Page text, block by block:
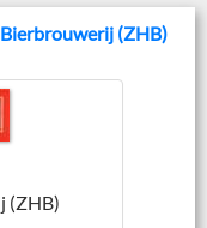
(ZHB)
(ZHB)